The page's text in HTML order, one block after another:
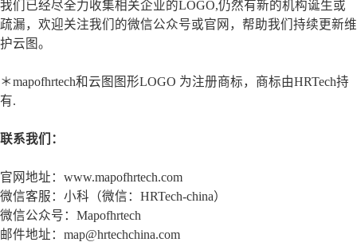
我们已经尽全力收集相关企业的LOGO,仍然有新的机构诞生或
疏漏，欢迎关注我们的微信公众号或官网，帮助我们持续更新维
护云图。
＊mapofhrtech和云图图形LOGO 为注册商标，商标由HRTech持
有.
联系我们：
官网地址：www.mapofhrtech.com
微信客服：小科（微信：HRTech-china）
微信公众号：Mapofhrtech
邮件地址：map@hrtechchina.com